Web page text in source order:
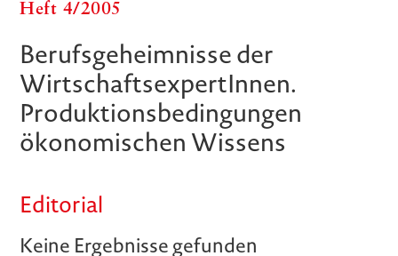
Heft 4/​​2005
Berufsgeheimnisse der
WirtschaftsexpertInnen.
Produktionsbedingungen
ökonomischen Wissens
Editorial
Keine Ergebnisse gefunden